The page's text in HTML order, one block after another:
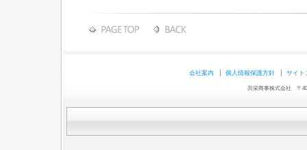
会社案内 個人情報保護方針 サイト
共栄商事株式会社 〒